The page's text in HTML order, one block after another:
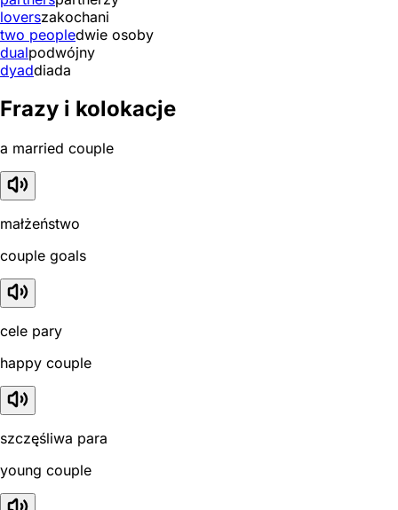
loverszakochani
two peopledwie osoby
dualpodwójny
dyaddiada
Frazy i kolokacje
a married couple
małżeństwo
couple goals
cele pary
happy couple
szczęśliwa para
young couple